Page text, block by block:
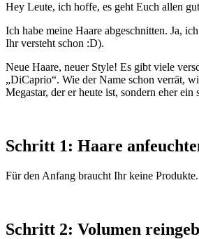
Hey Leute, ich hoffe, es geht Euch allen
Ich habe meine Haare abgeschnitten. Ja,
Ihr versteht schon :D).
Neue Haare, neuer Style! Es gibt viele
„DiCaprio“. Wie der Name schon verrät,
Megastar, der er heute ist, sondern eher
Schritt 1: Haare
Für den Anfang braucht Ihr keine
Schritt 2: Volumen